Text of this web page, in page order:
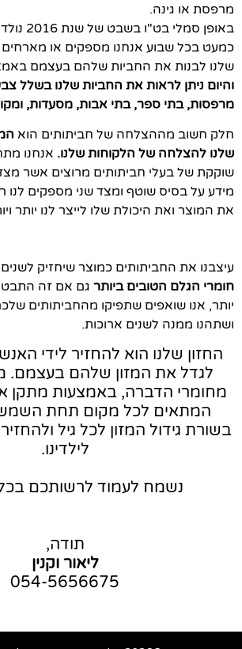
מרפסת או גינה.
באופן
כמעט בכל שבוע אנחנו מספקים או
שלנו לבנות את החביות שלהם בעצמם
והיום ניתן לראות את החביות שלנו בשלל
מרפסות, בתי ספר, בתי אבות, מסעדות,
חלק חשוב מההצלחה של חביתותים הוא
שלנו להצלחה של הלקוחות שלנו. אנחנו
שוקקת של בעלי חביתותים מרוצים אשר
מידע על בסיס שוטף ומצד שני מספקים לנו
את המוצר ואת היכולת שלו לייצר לנו יותר
עיצבנו את החביתותים כמוצר שיחזיק
חומרי הגלם הטובים ביותר גם אם זה
יותר, אנו שואפים שתפיקו מהחביתותים
ושתהנו ממנה לשנים ארוכות.
החזון שלנו הוא להחזיר לידי
לגדל את המזון שלהם בעצמם.
מחומרי הדברה, באמצעות מתקן
המתאים לכל מקום תחת
בשורת גידול המזון לכל גיל
לילדינו.
נשמח לעמוד לרשותכם
תודה,
ליאור וקנין
054-5656675